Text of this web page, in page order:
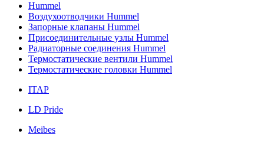
Hummel
Воздухоотводчики Hummel
Запорные клапаны Hummel
Присоединительные узлы Hummel
Радиаторные соединения Hummel
Термостатические вентили Hummel
Термостатические головки Hummel
ITAP
LD Pride
Meibes